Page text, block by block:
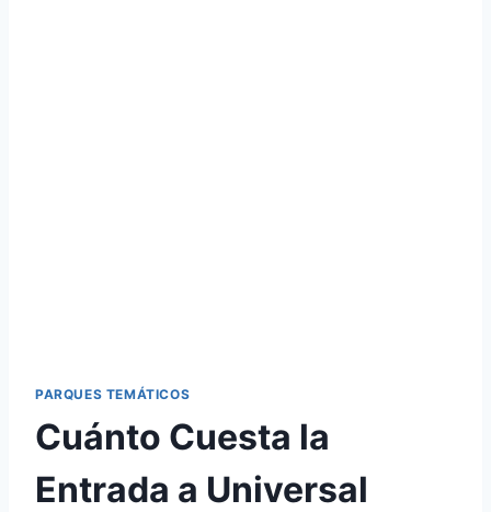
PARQUES TEMÁTICOS
Cuánto Cuesta la
Entrada a Universal